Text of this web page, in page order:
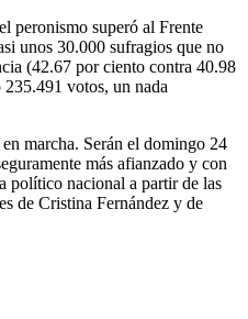
peronismo superó al Frente
unos 30.000 sufragios que no
(42.67 por ciento contra 40.98
votos, un nada
marcha. Serán el domingo 24
más afianzado y con
político nacional a partir de las
de Cristina Fernández y de